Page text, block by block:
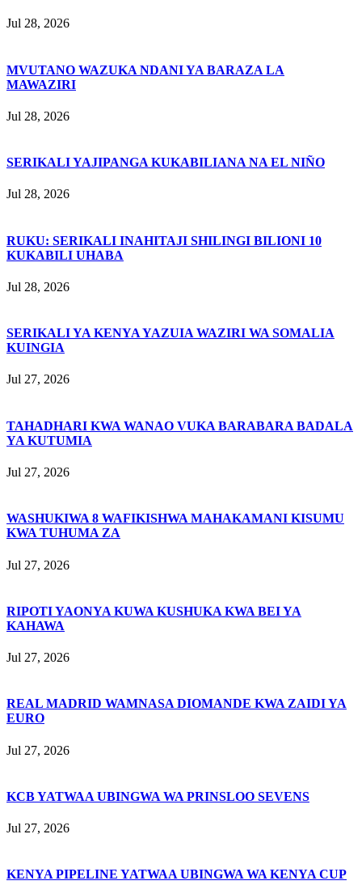
Jul 28, 2026
MVUTANO WAZUKA NDANI YA BARAZA LA
MAWAZIRI
Jul 28, 2026
SERIKALI YAJIPANGA KUKABILIANA NA EL NIÑO
Jul 28, 2026
RUKU: SERIKALI INAHITAJI SHILINGI BILIONI 10
KUKABILI UHABA
Jul 28, 2026
SERIKALI YA KENYA YAZUIA WAZIRI WA SOMALIA
KUINGIA
Jul 27, 2026
TAHADHARI KWA WANAO VUKA BARABARA BADALA
YA KUTUMIA
Jul 27, 2026
WASHUKIWA 8 WAFIKISHWA MAHAKAMANI KISUMU
KWA TUHUMA ZA
Jul 27, 2026
RIPOTI YAONYA KUWA KUSHUKA KWA BEI YA
KAHAWA
Jul 27, 2026
REAL MADRID WAMNASA DIOMANDE KWA ZAIDI YA
EURO
Jul 27, 2026
KCB YATWAA UBINGWA WA PRINSLOO SEVENS
Jul 27, 2026
KENYA PIPELINE YATWAA UBINGWA WA KENYA CUP